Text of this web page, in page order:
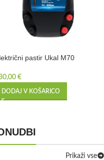
pastir Ukal M70
€
DODAJ V KOŠARICO
Prikaži vse